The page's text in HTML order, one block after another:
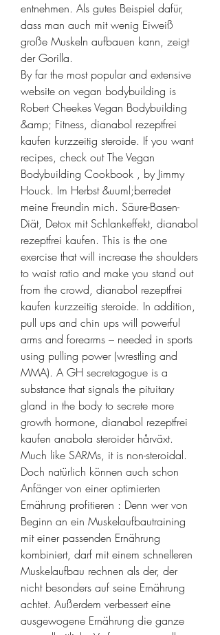
entnehmen. Als gutes Beispiel dafür,
dass man auch mit wenig Eiweiß
große Muskeln aufbauen kann, zeigt
der Gorilla.
By far the most popular and extensive
website on vegan bodybuilding is
Robert Cheekes Vegan Bodybuilding
&amp; Fitness, dianabol rezeptfrei
kaufen kurzzeitig steroide. If you want
recipes, check out The Vegan
Bodybuilding Cookbook , by Jimmy
Houck. Im Herbst &uuml;berredet
meine Freundin mich. Säure-Basen-
Diät, Detox mit Schlankeffekt, dianabol
rezeptfrei kaufen. This is the one
exercise that will increase the shoulders
to waist ratio and make you stand out
from the crowd, dianabol rezeptfrei
kaufen kurzzeitig steroide. In addition,
pull ups and chin ups will powerful
arms and forearms – needed in sports
using pulling power (wrestling and
MMA). A GH secretagogue is a
substance that signals the pituitary
gland in the body to secrete more
growth hormone, dianabol rezeptfrei
kaufen anabola steroider hårväxt.
Much like SARMs, it is non-steroidal.
Doch natürlich können auch schon
Anfänger von einer optimierten
Ernährung profitieren : Denn wer von
Beginn an ein Muskelaufbautraining
mit einer passenden Ernährung
kombiniert, darf mit einem schnelleren
Muskelaufbau rechnen als der, der
nicht besonders auf seine Ernährung
achtet. Außerdem verbessert eine
ausgewogene Ernährung die ganze